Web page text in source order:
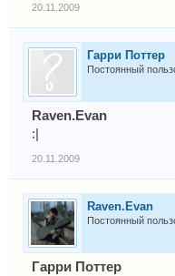
20.11.2009
Гарри Поттер
Постоянный
Raven.Evan
:|
20.11.2009
Raven.Evan
Постоянный
Гарри Поттер